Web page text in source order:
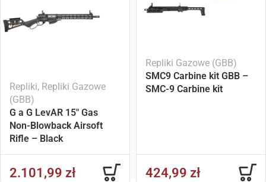
Repliki, Repliki Gazowe
(GBB)
G a G LevAR 15″ Gas
Non-Blowback Airsoft
Rifle – Black
2.101,99 zł
Repliki Gazowe (GBB)
SMC9 Carbine kit GBB –
SMC-9 Carbine kit
424,99 zł